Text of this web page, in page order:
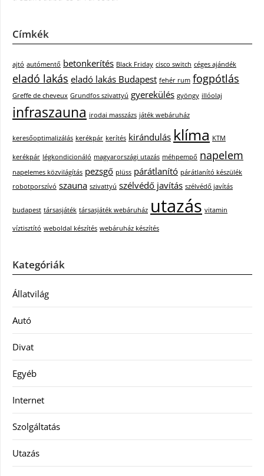
Címkék
ajtó autómentő betonkerítés Black Friday cisco switch céges ajándék
eladó lakás eladó lakás Budapest fehér rum fogpótlás
Greffe de cheveux Grundfos szivattyú gyerekülés gyöngy illóolaj
infraszauna irodai masszázs játék webáruház
keresőoptimalizálás kerékpár kerítés kirándulás klíma KTM
kerékpár légkondicionáló magyarországi utazás méhpempő napelem
napelemes közvilágítás pezsgő plüss párátlanító párátlanító készülék
robotporszívó szauna szivattyú szélvédő javítás szélvédő javítás
budapest társasjáték társasjáték webáruház utazás vitamin
víztisztító weboldal készítés webáruház készítés
Kategóriák
Állatvilág
Autó
Divat
Egyéb
Internet
Szolgáltatás
Utazás